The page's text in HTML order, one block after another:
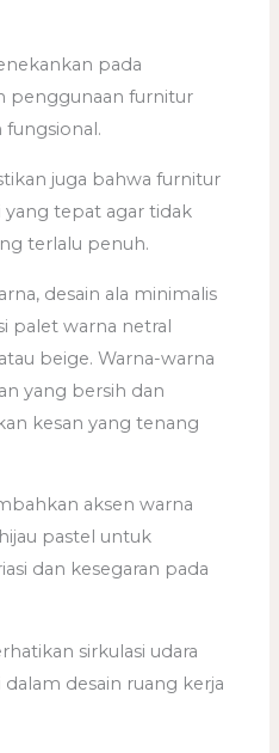
pada
penggunaan furnitur
fungsional.
juga bahwa furnitur
tepat agar tidak
terlalu penuh.
desain ala minimalis
palet warna netral
beige. Warna-warna
yang bersih dan
kesan yang tenang
aksen warna
pastel untuk
dan kesegaran pada
sirkulasi udara
desain ruang kerja